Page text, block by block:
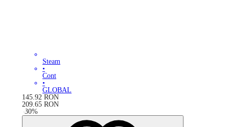
Steam
•
Cont
•
GLOBAL
145.92 RON
209.65 RON
-30%